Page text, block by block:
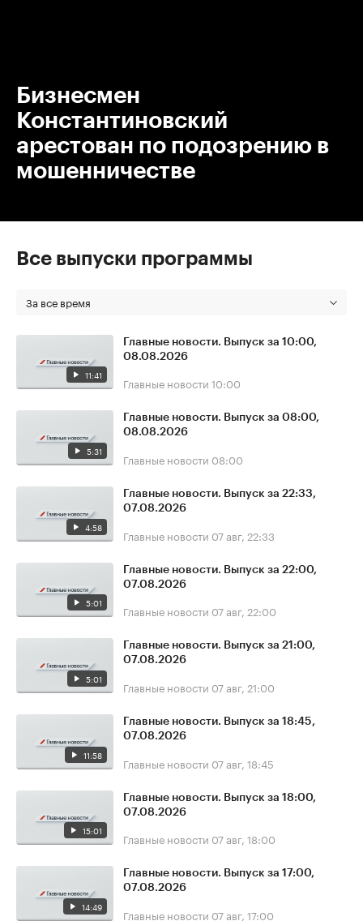
Бизнесмен
Константиновский
арестован по подозрению в
мошенничестве
Все выпуски программы
За все время
11:41
Главные новости. Выпуск за 10:00,
08.08.2026
Главные новости 10:00
5:31
Главные новости. Выпуск за 08:00,
08.08.2026
Главные новости 08:00
4:58
Главные новости. Выпуск за 22:33,
07.08.2026
Главные новости 07 авг, 22:33
5:01
Главные новости. Выпуск за 22:00,
07.08.2026
Главные новости 07 авг, 22:00
5:01
Главные новости. Выпуск за 21:00,
07.08.2026
Главные новости 07 авг, 21:00
11:58
Главные новости. Выпуск за 18:45,
07.08.2026
Главные новости 07 авг, 18:45
15:01
Главные новости. Выпуск за 18:00,
07.08.2026
Главные новости 07 авг, 18:00
14:49
Главные новости. Выпуск за 17:00,
07.08.2026
Главные новости 07 авг, 17:00